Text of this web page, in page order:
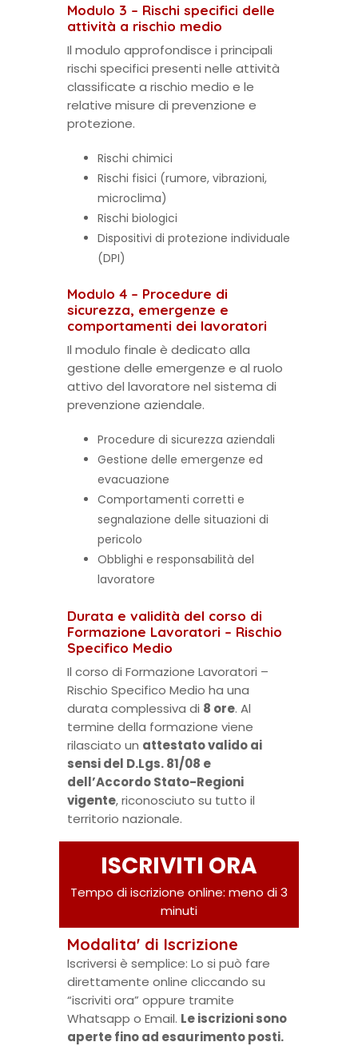
Modulo 3 – Rischi specifici delle
attività a rischio medio
Il modulo approfondisce i principali
rischi specifici presenti nelle attività
classificate a rischio medio e le
relative misure di prevenzione e
protezione.
Rischi chimici
Rischi fisici (rumore, vibrazioni,
microclima)
Rischi biologici
Dispositivi di protezione individuale
(DPI)
Modulo 4 – Procedure di
sicurezza, emergenze e
comportamenti dei lavoratori
Il modulo finale è dedicato alla
gestione delle emergenze e al ruolo
attivo del lavoratore nel sistema di
prevenzione aziendale.
Procedure di sicurezza aziendali
Gestione delle emergenze ed
evacuazione
Comportamenti corretti e
segnalazione delle situazioni di
pericolo
Obblighi e responsabilità del
lavoratore
Durata e validità del corso di
Formazione Lavoratori – Rischio
Specifico Medio
Il corso di Formazione Lavoratori –
Rischio Specifico Medio ha una
durata complessiva di 8 ore. Al
termine della formazione viene
rilasciato un attestato valido ai
sensi del D.Lgs. 81/08 e
dell’Accordo Stato-Regioni
vigente, riconosciuto su tutto il
territorio nazionale.
ISCRIVITI ORA
Tempo di iscrizione online: meno di 3
minuti
Modalita' di Iscrizione
Iscriversi è semplice: Lo si può fare
direttamente online cliccando su
“iscriviti ora” oppure tramite
Whatsapp o Email. Le iscrizioni sono
aperte fino ad esaurimento posti.